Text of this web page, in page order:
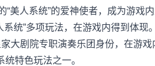
人系统”的爱神使者，成为游戏内
”多项玩法，在游戏内得到体现。
剧院专职演奏乐团身份，在游戏
特色玩法之一。